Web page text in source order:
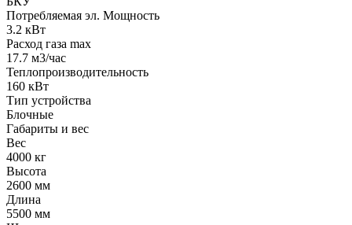
Потребляемая эл. Мощность
3.2 кВт
Расход газа max
17.7 м3/час
Теплопроизводительность
160 кВт
Тип устройства
Блочные
Габариты и вес
Вес
4000 кг
Высота
2600 мм
Длина
5500 мм